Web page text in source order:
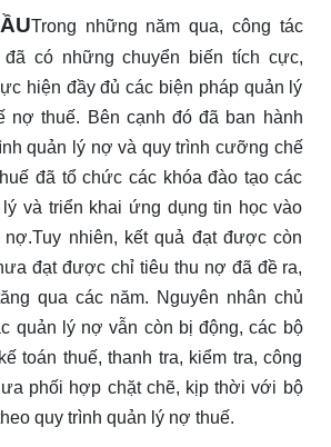
Trong những năm qua, công tác
có những chuyển biến tích cực,
hiện đầy đủ các biện pháp quản lý
nợ thuế. Bên cạnh đó đã ban hành
quản lý nợ và quy trình cưỡng chế
đã tổ chức các khóa đào tạo các
và triển khai ứng dụng tin học vào
nhiên, kết quả đạt được còn
đạt được chỉ tiêu thu nợ đã đề ra,
qua các năm. Nguyên nhân chủ
quản lý nợ vẫn còn bị động, các bộ
toán thuế, thanh tra, kiểm tra, công
phối hợp chặt chẽ, kịp thời với bộ
quy trình quản lý nợ thuế.